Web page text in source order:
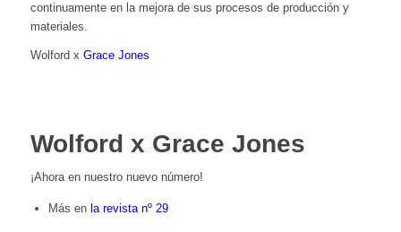
continuamente en la mejora de sus procesos de producción y
materiales.
Wolford x Grace Jones
Wolford x Grace Jones
¡Ahora en nuestro nuevo número!
Más en la revista nº 29